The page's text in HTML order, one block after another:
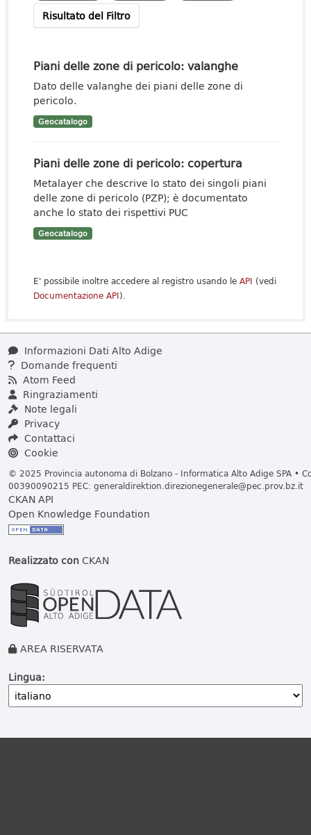
Risultato del Filtro
Piani delle zone di pericolo: valanghe
Dato delle valanghe dei piani delle zone di
pericolo.
Geocatalogo
Piani delle zone di pericolo: copertura
Metalayer che descrive lo stato dei singoli piani
delle zone di pericolo (PZP); è documentato
anche lo stato dei rispettivi PUC
Geocatalogo
E' possibile inoltre accedere al registro usando le API (vedi
Documentazione API).
Informazioni Dati Alto Adige
Domande frequenti
Atom Feed
Ringraziamenti
Note legali
Privacy
Contattaci
Cookie
© 2025 Provincia autonoma di Bolzano - Informatica Alto Adige SPA •
00390090215 PEC: generaldirektion.direzionegenerale@pec.prov.bz.it
CKAN API
Open Knowledge Foundation
Realizzato conCKAN
AREA RISERVATA
Lingua